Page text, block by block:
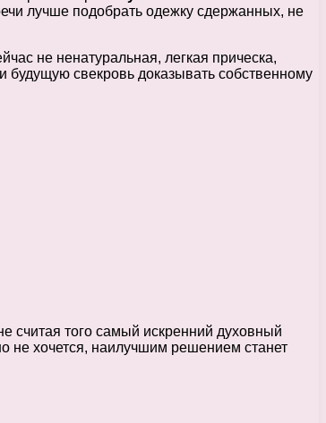
лучше подобрать одежку сдержанных, не
не ненатуральная, легкая прическа,
будущую свекровь доказывать собственному
считая того самый искренний духовный
не хочется, наилучшим решением станет